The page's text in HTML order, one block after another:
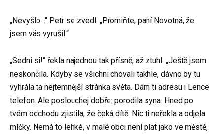
„Nevyšlo…“ Petr se zvedl. „Promiňte, paní Novotná, že
jsem vás vyrušil.“
„Sedni si!“ řekla najednou tak přísně, až ztuhl. „Ještě jsem
neskončila. Kdyby se všichni chovali takhle, dávno by tu
vyhrála ta nejtemnější stránka světa. Dám ti adresu i Lence
telefon. Ale poslouchej dobře: porodila syna. Hned po
tvém odchodu zjistila, že čeká dítě. Nic ti neřekla a odjela
mlčky. Nemá to lehké, v malé obci není plat jako ve městě,